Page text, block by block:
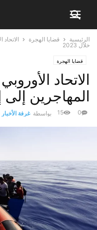
الرئيسية قضايا الهجرة
خلال 2023
قضايا الهجرة
الاتحاد
المهاجرين إلى
بواسطة غرفة الأخبار 0
15